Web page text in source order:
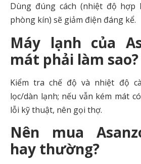
Dùng đúng cách (nhiệt độ hợp
phòng kín) sẽ giảm điện đáng kể.
Máy lạnh của
mát phải làm sao?
Kiểm tra chế độ và nhiệt độ
lọc/dàn lạnh; nếu vẫn kém mát
lỗi kỹ thuật, nên gọi thợ.
Nên mua
hay thường?